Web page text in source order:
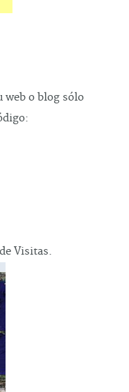
web o blog sólo
Visitas.